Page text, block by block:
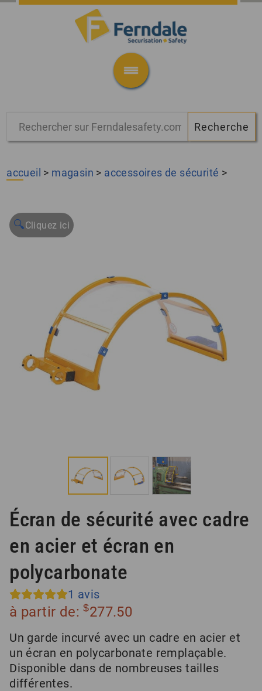
accueil > magasin > accessoires de sécurité >
🔍
Écran de sécurité avec cadre
en acier et écran en
polycarbonate
1 avis
à partir de:$277.50
Un garde incurvé avec un cadre en acier et
un écran en polycarbonate remplaçable.
Disponible dans de nombreuses tailles
différentes.